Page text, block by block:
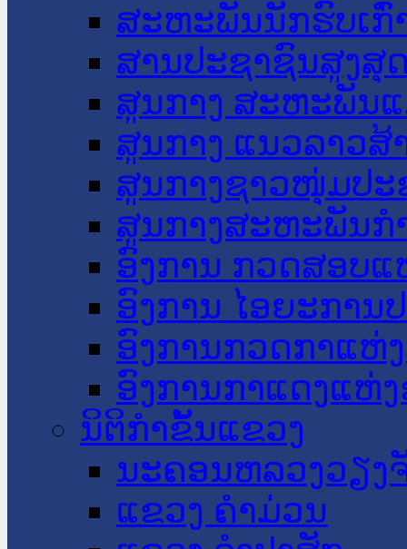
ສະຫະພັນນັກຮົບເກົ່
ສານປະຊາຊົນສູງສຸ
ສູນກາງ ສະຫະພັນ
ສູນກາງ ແນວລາວສ້
ສູນກາງຊາວໜຸ່ມປະ
ສູນກາງສະຫະພັນກ
ອົງການ ກວດສອບແ
ອົງການ ໄອຍະການ
ອົງການກວດກາແຫ່
ອົງການກາແດງແຫ່
ນິຕິກໍາຂັ້ນແຂວງ
ນະ​ຄອນ​ຫລວງວຽງ
ແຂວງ ຄໍາມ່ວນ